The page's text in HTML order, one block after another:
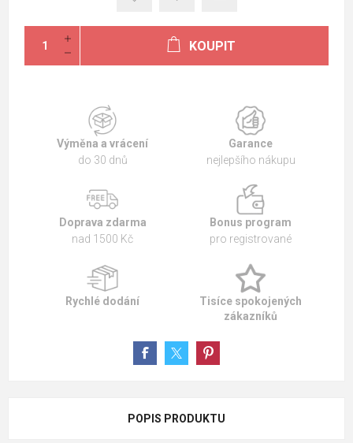
KOUPIT
Výměna a vrácení
do 30 dnů
Garance
nejlepšího nákupu
Doprava zdarma
nad 1500 Kč
Bonus program
pro registrované
Rychlé dodání
Tisíce spokojených
zákazníků
POPIS PRODUKTU